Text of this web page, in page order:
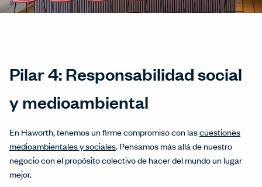
Pilar 4: Responsabilidad social
y medioambiental
En Haworth, tenemos un firme compromiso con lascuestiones
medioambientales y sociales. Pensamos más allá de nuestro
negocio con el propósito colectivo de hacer del mundo un lugar
mejor.